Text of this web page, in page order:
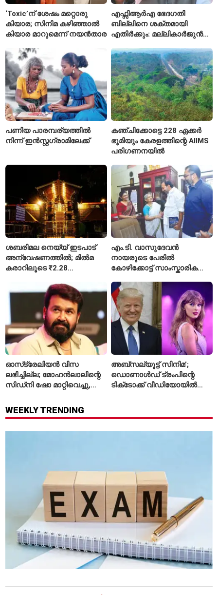
‘Toxic’ന് ശേഷം മറ്റൊരു
കിയാര; സിനിമ കഴിഞ്ഞാൽ
കിയാര മാറുമെന്ന് നയൻതാര
എഫ്സിആർഎ ഭേദഗതി
ബില്ലിനെ ശക്തമായി
എതിർക്കും: മല്ലികാർജുൻ
പണിയ പാരമ്പര്യത്തിൽ
നിന്ന് ഇൻസ്റ്റഗ്രാമിലേക്ക്
കഞ്ചിക്കോട്ടെ 228 ഏക്കർ
ഭൂമിയും കേരളത്തിന്റെ AIIMS
പരിഗണനയിൽ
ശബരിമല നെയ്യ് ഇടപാട്
അന്വേഷണത്തിൽ; മിൽമ
കരാറിലൂടെ ₹2.28
എഫ്ഐആർ
എം.ടി. വാസുദേവൻ
നായരുടെ പേരിൽ
കോഴിക്കോട്ട് സാംസ്കാരിക
പ്രവർത്തനങ്ങൾക്ക് ₹50
കോടി
ഓസ്‌ട്രേലിയൻ വിസ
ലഭിച്ചില്ല; മോഹൻലാലിന്റെ
സിഡ്‌നി ഷോ മാറ്റിവെച്ചു,
ചോദിച്ച് താരം
അബ്സല്യൂട്ട് സിനിമ’;
ഡൊണാൾഡ് ട്രംപിന്റെ
ടിക്‌ടോക്ക് വീഡിയോയിൽ
WEEKLY TRENDING